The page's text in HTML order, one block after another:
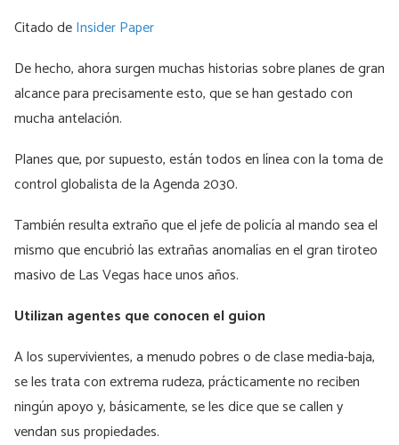
Citado deInsider Paper
De hecho, ahora surgen muchas historias sobre planes de gran
alcance para precisamente esto, que se han gestado con
mucha antelación.
Planes que, por supuesto, están todos en línea con la toma de
control globalista de la Agenda 2030.
También resulta extraño que el jefe de policía al mando sea el
mismo que encubrió las extrañas anomalías en el gran tiroteo
masivo de Las Vegas hace unos años.
Utilizan agentes que conocen el guion
A los supervivientes, a menudo pobres o de clase media-baja,
se les trata con extrema rudeza, prácticamente no reciben
ningún apoyo y, básicamente, se les dice que se callen y
vendan sus propiedades.